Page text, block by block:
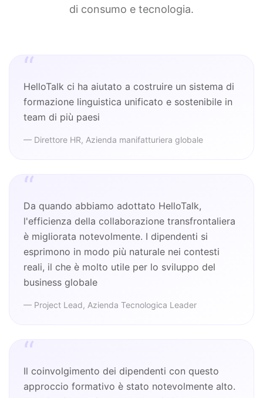
di consumo e tecnologia.
“
HelloTalk ci ha aiutato a costruire un sistema di
formazione linguistica unificato e sostenibile in
team di più paesi
— Direttore HR, Azienda manifatturiera globale
“
Da quando abbiamo adottato HelloTalk,
l'efficienza della collaborazione transfrontaliera
è migliorata notevolmente. I dipendenti si
esprimono in modo più naturale nei contesti
reali, il che è molto utile per lo sviluppo del
business globale
— Project Lead, Azienda Tecnologica Leader
“
Il coinvolgimento dei dipendenti con questo
approccio formativo è stato notevolmente alto.